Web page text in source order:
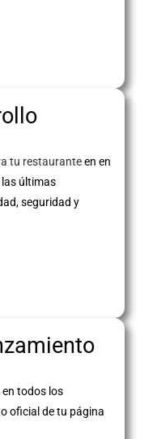
tu restauranteen en
últimas
seguridad y
todos los
oficial de tu página